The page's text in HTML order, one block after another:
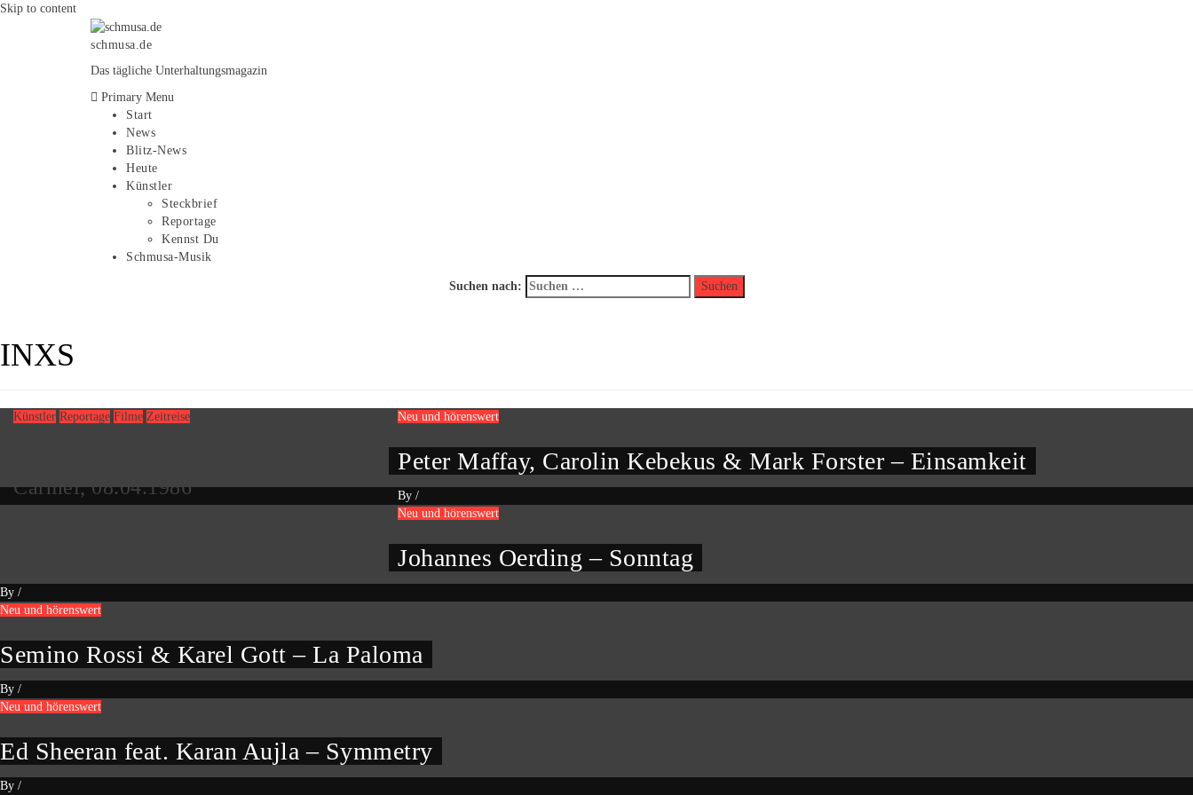
Skip to content
schmusa.de
Das tägliche Unterhaltungsmagazin
Primary Menu
Start
News
Blitz-News
Heute
Künstler
Steckbrief
Reportage
Kennst Du
Schmusa-Musik
Suchen nach:
INXS
Künstler Reportage Filme Zeitreise
Carmel, 08.04.1986
Neu und hörenswert
Peter Maffay, Carolin Kebekus & Mark Forster – Einsamkeit
By /
Neu und hörenswert
Johannes Oerding – Sonntag
By /
Neu und hörenswert
Semino Rossi & Karel Gott – La Paloma
By /
Neu und hörenswert
Ed Sheeran feat. Karan Aujla – Symmetry
By /